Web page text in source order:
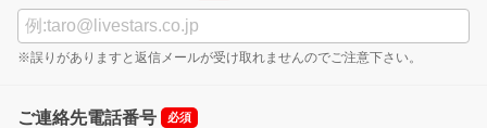
※誤りがありますと返信メールが受け取れませんのでご注意下さい。
ご連絡先電話番号 必須